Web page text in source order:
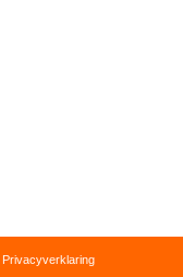
Privacyverklaring